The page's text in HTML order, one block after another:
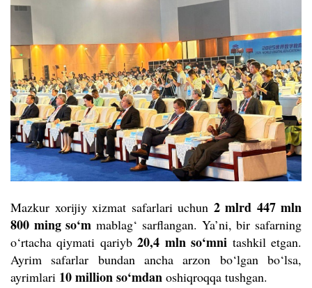
Mazkur xorijiy xizmat safarlari uchun 2 mlrd 447 mln
800 ming so‘m mablag‘ sarflangan. Ya’ni, bir safarning
o‘rtacha qiymati qariyb20,4 mln so‘mni tashkil etgan.
Ayrim safarlar bundan ancha arzon bo‘lgan bo‘lsa,
ayrimlari 10 million so‘mdan oshiqroqqa tushgan.